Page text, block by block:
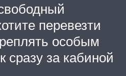
перевезти
особым
сразу за кабиной